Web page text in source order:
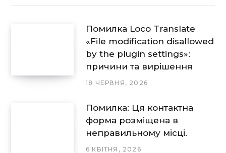
Помилка Loco Translate
«File modification disallowed
by the plugin settings»:
причини та вирішення
18 ЧЕРВНЯ, 2026
Помилка: Ця контактна
форма розміщена в
неправильному місці.
6 КВІТНЯ, 2026